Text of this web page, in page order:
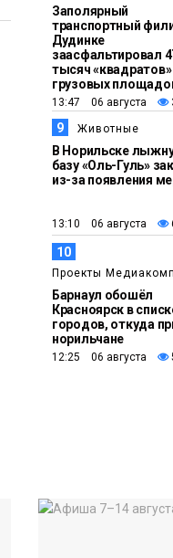
Заполярный
транспортный
Дудинке
заасфальтировал
тысяч «квадратов»
грузовых
13:47 06 августа
9 Животные
В Норильске
базу «Оль-Гуль»
из-за появления
13:10 06 августа
10
Проекты
Барнаул обошёл
Красноярск в
городов, откуда
норильчане
12:25 06 августа